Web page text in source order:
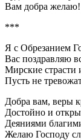
Вам добра желаю!
***
Я с Обрезанием
Вас поздравляю
Мирские страсти
Пусть не
Добра вам, веры
Достойно и
Деяниями
Желаю Господу